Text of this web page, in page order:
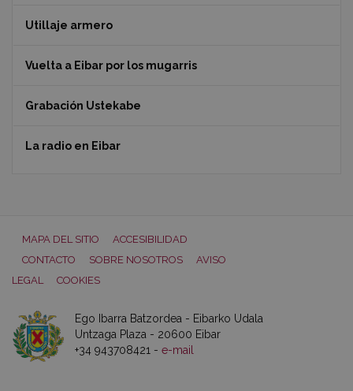
Utillaje armero
Vuelta a Eibar por los mugarris
Grabación Ustekabe
La radio en Eibar
MAPA DEL SITIO
ACCESIBILIDAD
CONTACTO
SOBRE NOSOTROS
AVISO
LEGAL
COOKIES
Ego Ibarra Batzordea - Eibarko Udala
Untzaga Plaza - 20600 Eibar
+34 943708421 - e-mail